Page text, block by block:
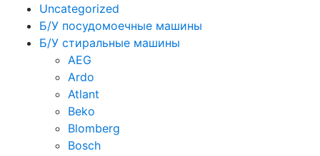
Uncategorized
Б/У посудомоечные машины
Б/У стиральные машины
AEG
Ardo
Atlant
Beko
Blomberg
Bosch